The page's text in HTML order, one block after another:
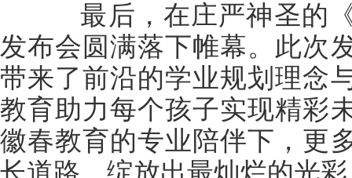
最后，在庄严神圣的《
发布会圆满落下帷幕。此次
带来了前沿的学业规划理念
教育助力每个孩子实现精彩
徽春教育的专业陪伴下，更
长道路，绽放出最灿烂的光